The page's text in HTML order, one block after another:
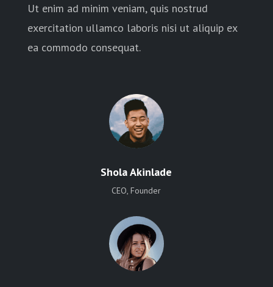
Ut enim ad minim veniam, quis nostrud
exercitation ullamco laboris nisi ut aliquip ex
ea commodo consequat.
Shola Akinlade
CEO, Founder